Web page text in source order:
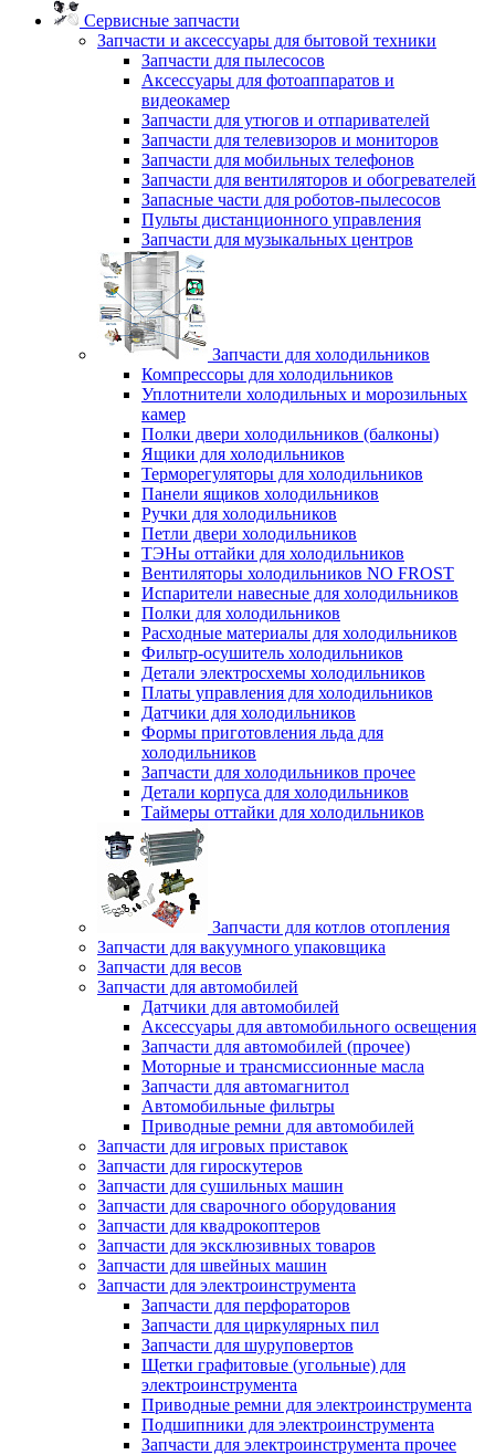
Сервисные запчасти
Запчасти и аксессуары для бытовой техники
Запчасти для пылесосов
Аксессуары для фотоаппаратов и
видеокамер
Запчасти для утюгов и отпаривателей
Запчасти для телевизоров и мониторов
Запчасти для мобильных телефонов
Запчасти для вентиляторов и обогревателей
Запасные части для роботов-пылесосов
Пульты дистанционного управления
Запчасти для музыкальных центров
Запчасти для холодильников
Компрессоры для холодильников
Уплотнители холодильных и морозильных
камер
Полки двери холодильников (балконы)
Ящики для холодильников
Терморегуляторы для холодильников
Панели ящиков холодильников
Ручки для холодильников
Петли двери холодильников
ТЭНы оттайки для холодильников
Вентиляторы холодильников NO FROST
Испарители навесные для холодильников
Полки для холодильников
Расходные материалы для холодильников
Фильтр-осушитель холодильников
Детали электросхемы холодильников
Платы управления для холодильников
Датчики для холодильников
Формы приготовления льда для
холодильников
Запчасти для холодильников прочее
Детали корпуса для холодильников
Таймеры оттайки для холодильников
Запчасти для котлов отопления
Запчасти для вакуумного упаковщика
Запчасти для весов
Запчасти для автомобилей
Датчики для автомобилей
Аксессуары для автомобильного освещения
Запчасти для автомобилей (прочее)
Моторные и трансмиссионные масла
Запчасти для автомагнитол
Автомобильные фильтры
Приводные ремни для автомобилей
Запчасти для игровых приставок
Запчасти для гироскутеров
Запчасти для сушильных машин
Запчасти для сварочного оборудования
Запчасти для квадрокоптеров
Запчасти для эксклюзивных товаров
Запчасти для швейных машин
Запчасти для электроинструмента
Запчасти для перфораторов
Запчасти для циркулярных пил
Запчасти для шуруповертов
Щетки графитовые (угольные) для
электроинструмента
Приводные ремни для электроинструмента
Подшипники для электроинструмента
Запчасти для электроинструмента прочее